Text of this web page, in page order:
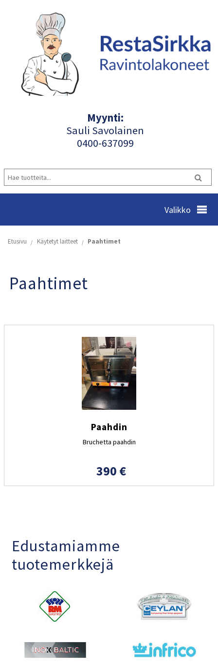
Myynti:
Sauli Savolainen
0400-637099
Valikko
Koneiden ja astioiden vuokraus
Tuoteluettelot
Yhteystiedot
Etusivu Käytetyt laitteet Paahtimet
Paahtimet
Paahdin
Bruchetta paahdin
390 €
Edustamiamme
tuotemerkkejä